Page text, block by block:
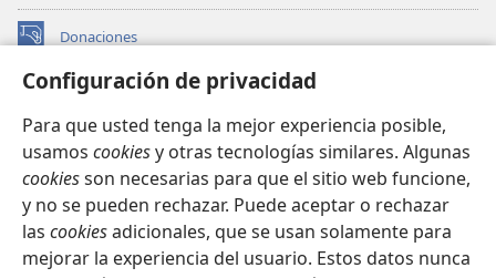
Configuración de privacidad
Para que usted tenga la mejor experiencia posible,
usamos cookiesy otras tecnologías similares. Algunas
cookiesson necesarias para que el sitio web funcione,
y no se pueden rechazar. Puede aceptar o rechazar
las cookiesadicionales, que se usan solamente para
mejorar la experiencia del usuario. Estos datos nunca
Donaciones
(abre
nueva BIBLIOTECA EN LÍNEA Watchtower™
una
nueva
ventana)
JW Hub
(abre
una
nueva
ventana)
JW Library
Watchtower Library